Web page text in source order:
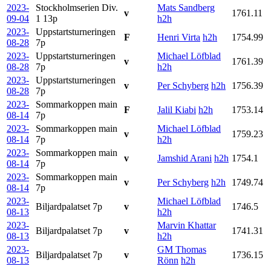
2023-
09-04
Stockholmserien Div.
1 13p
v
Mats Sandberg
h2h
1761.11
2023-
08-28
Uppstartsturneringen
7p
F Henri Virta h2h
1754.99
2023-
08-28
Uppstartsturneringen
7p
v
Michael Löfblad
h2h
1761.39
2023-
08-28
Uppstartsturneringen
7p
v Per Schyberg h2h
1756.39
2023-
08-14
Sommarkoppen main
7p
F Jalil Kiabi h2h
1753.14
2023-
08-14
Sommarkoppen main
7p
v
Michael Löfblad
h2h
1759.23
2023-
08-14
Sommarkoppen main
7p
v Jamshid Arani h2h 1754.1
2023-
08-14
Sommarkoppen main
7p
v Per Schyberg h2h
1749.74
2023-
08-13
Biljardpalatset 7p v
Michael Löfblad
h2h
1746.5
2023-
08-13
Biljardpalatset 7p v
Marvin Khattar
h2h
1741.31
2023-
08-13
Biljardpalatset 7p v
GM Thomas
Rönn h2h
1736.15